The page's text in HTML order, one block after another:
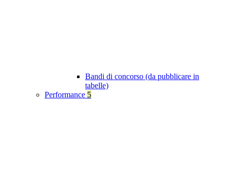
Bandi di concorso (da pubblicare in
tabelle)
Performance 5